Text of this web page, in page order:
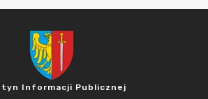
Informacji Publicznej